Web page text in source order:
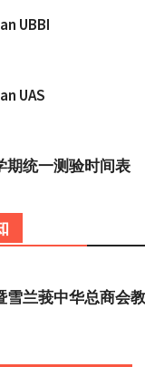
UBBI
UAS
期统一测验时间表
雪兰莪中华总商会